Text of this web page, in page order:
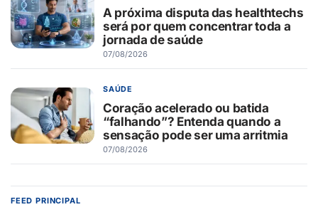
A próxima disputa das healthtechs
será por quem concentrar toda a
jornada de saúde
07/08/2026
SAÚDE
Coração acelerado ou batida
“falhando”? Entenda quando a
sensação pode ser uma arritmia
07/08/2026
FEED PRINCIPAL